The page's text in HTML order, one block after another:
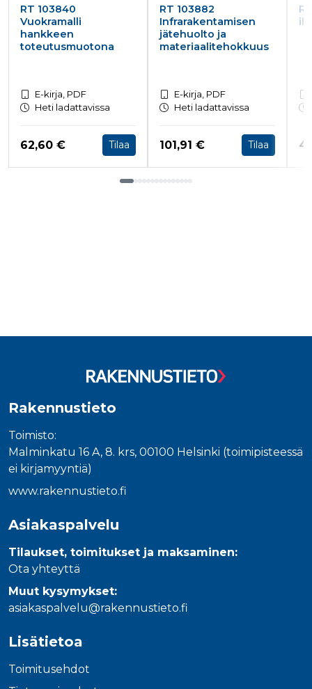
RT 103840
Vuokramalli
hankkeen
toteutusmuotona
E-kirja, PDF
Heti ladattavissa
Hinta nyt
62,60 € Tilaa
RT 103882
Infrarakentamisen
jätehuolto ja
materiaalitehokkuus
E-kirja, PDF
Heti ladattavissa
Hinta nyt
101,91 € Tilaa
Rakennustieto
Toimisto:
Malminkatu 16 A, 8. krs, 00100 Helsinki (toimipisteessä
ei kirjamyyntiä)
www.rakennustieto.fi
Asiakaspalvelu
Tilaukset, toimitukset ja maksaminen:
Ota yhteyttä
Muut kysymykset:
asiakaspalvelu@rakennustieto.fi
Lisätietoa
Toimitusehdot